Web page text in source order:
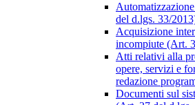
del d.lgs. 33/
Acquisizione
incompiute (Art.
Atti relativi alla
opere, servizi e
redazione
Documenti sul